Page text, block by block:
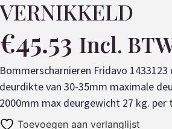
VERNIKKELD
€45.53 Incl.
Bommerscharnieren Fridavo
deurdikte van 30-35mm maximale
2000mm max deurgewicht 27 kg. per
Toevoegen aan verlanglijst